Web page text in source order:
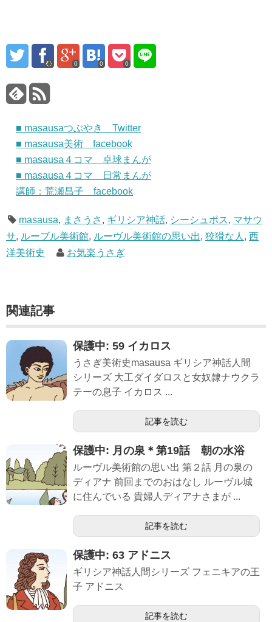
0 0 0
■ masausaつぶやき Twitter
■ masausa美術 facebook
■ masausa４コマ 卓球まんが
■ masausa４コマ 日常まんが
講師：荒瀬昌子 facebook
masausa, まさうさ , ギリシア神話, シーシュポス, マサウ
サ, ルーブル美術館, ルーヴル美術館の思い出, 狡猾な人 , 西
洋美術史
お気楽うさぎ
関連記事
保護中: 59 イカロス
うさぎ美術史masausa ギリシア神話人間
シリーズ 大工ダイダロスと女奴隷ナウクラ
テーの息子 イカロス ...
記事を読む
保護中: 月の泉＊第19話 朝の水浴
ルーヴル美術館の思い出 第２話 月の泉の
ディアナ 前回までのおはなし ルーヴル城
に住んでいる 貴婦人ディアナさまが ...
記事を読む
保護中: 63 アドニス
ギリシア神話人間シリーズ フェニキアの王
子 アドニス
記事を読む